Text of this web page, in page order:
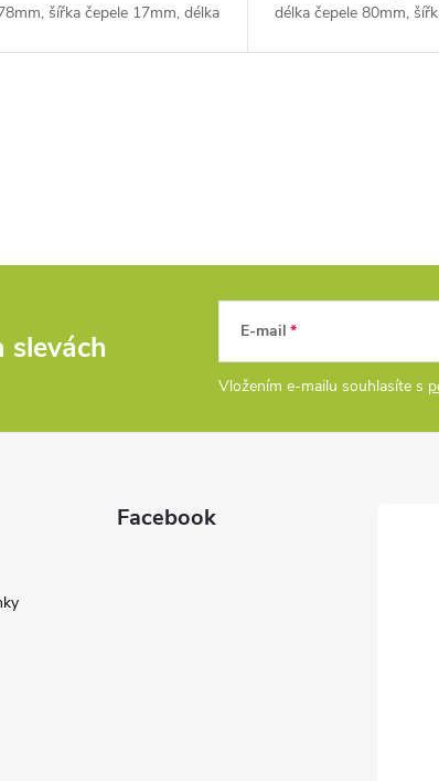
šířka čepele 17mm, délka
délka čepele 80mm,
slevách E-mail
Vložením e-mailu souhlasíte s
Facebook